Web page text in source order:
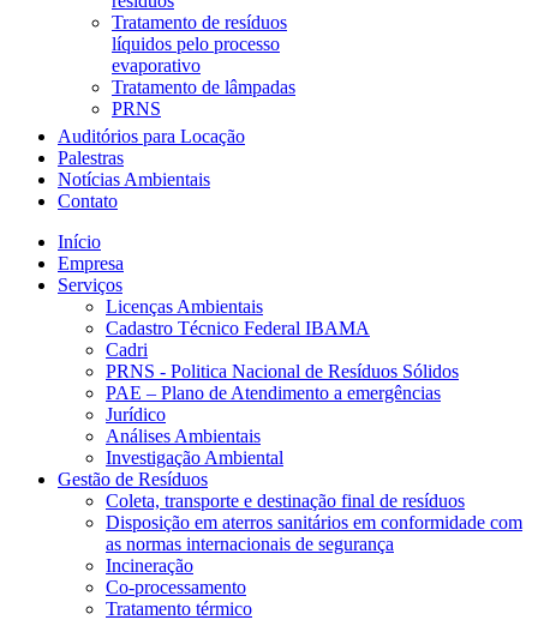
Tratamento de resíduos
líquidos pelo processo
evaporativo
Tratamento de lâmpadas
PRNS
Auditórios para Locação
Palestras
Notícias Ambientais
Contato
Início
Empresa
Serviços
Licenças Ambientais
Cadastro Técnico Federal IBAMA
Cadri
PRNS - Politica Nacional de Resíduos Sólidos
PAE – Plano de Atendimento a emergências
Jurídico
Análises Ambientais
Investigação Ambiental
Gestão de Resíduos
Coleta, transporte e destinação final de resíduos
Disposição em aterros sanitários em conformidade com
as normas internacionais de segurança
Incineração
Co-processamento
Tratamento térmico